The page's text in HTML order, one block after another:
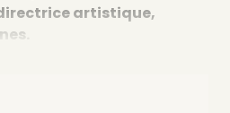
artistique,